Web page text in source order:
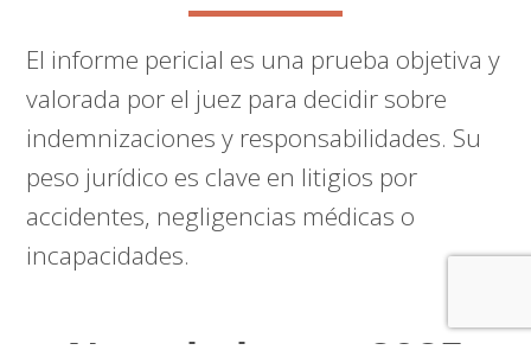
El informe pericial es una prueba objetiva y
valorada por el juez para decidir sobre
indemnizaciones y responsabilidades. Su
peso jurídico es clave en litigios por
accidentes, negligencias médicas o
incapacidades.